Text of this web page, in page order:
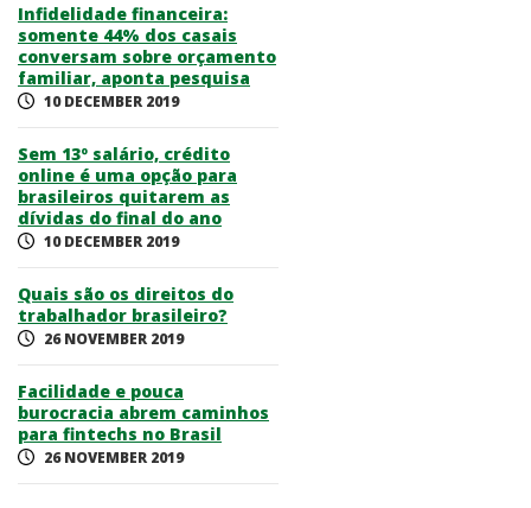
Infidelidade financeira:
somente 44% dos casais
conversam sobre orçamento
familiar, aponta pesquisa
10 DECEMBER 2019
Sem 13º salário, crédito
online é uma opção para
brasileiros quitarem as
dívidas do final do ano
10 DECEMBER 2019
Quais são os direitos do
trabalhador brasileiro?
26 NOVEMBER 2019
Facilidade e pouca
burocracia abrem caminhos
para fintechs no Brasil
26 NOVEMBER 2019